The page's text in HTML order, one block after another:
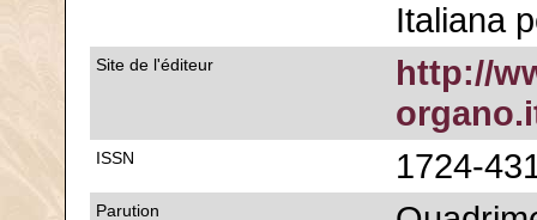
Italiana
Site de l'éditeur
http://
ISSN 1724-
Parution